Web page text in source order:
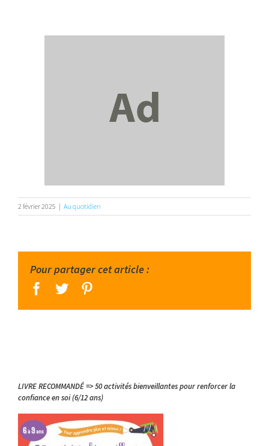
2 février 2025 | Au quotidien
Pour partager cet article :
facebook
twitter
LIVRE RECOMMANDÉ => 50 activités bienveillantes pour renforcer la
confiance en soi (6/12 ans)